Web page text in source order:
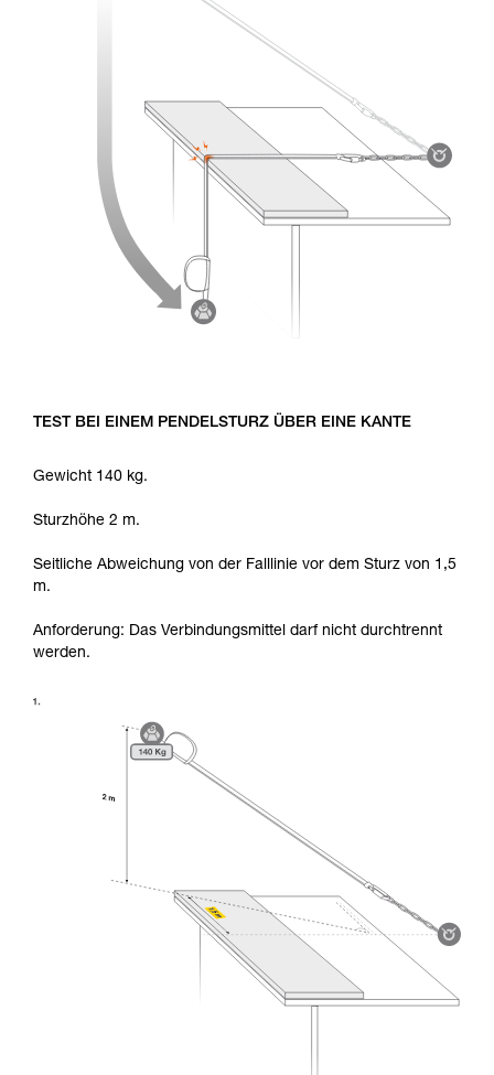
TEST BEI EINEM PENDELSTURZ ÜBER EINE KANTE
Gewicht 140 kg.
Sturzhöhe 2 m.
Seitliche Abweichung von der Falllinie vor dem Sturz von 1,5
m.
Anforderung: Das Verbindungsmittel darf nicht durchtrennt
werden.